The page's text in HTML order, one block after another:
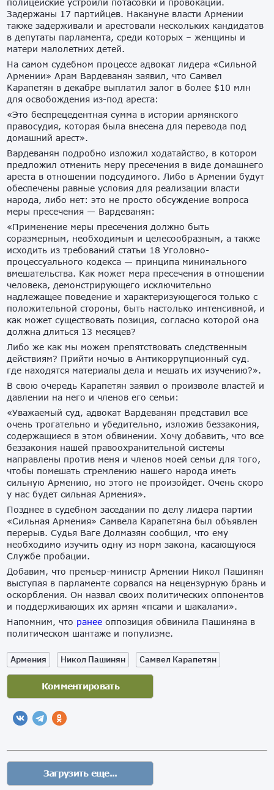
Задержаны 17 партийцев. Накануне власти Армении
также задерживали и арестовали нескольких кандидатов
в депутаты парламента, среди которых – женщины и
матери малолетних детей.
На самом судебном процессе адвокат лидера «Сильной
Армении» Арам Вардеванян заявил, что Самвел
Карапетян в декабре выплатил залог в более $10 млн
для освобождения из-под ареста:
«Это беспрецедентная сумма в истории армянского
правосудия, которая была внесена для перевода под
домашний арест».
Вардеванян подробно изложил ходатайство, в котором
предложил отменить меру пресечения в виде домашнего
ареста в отношении подсудимого. Либо в Армении будут
обеспечены равные условия для реализации власти
народа, либо нет: это не просто обсуждение вопроса
меры пресечения — Вардеванян:
«Применение меры пресечения должно быть
соразмерным, необходимым и целесообразным, а также
исходить из требований статьи 18 Уголовно-
процессуального кодекса — принципа минимального
вмешательства. Как может мера пресечения в отношении
человека, демонстрирующего исключительно
надлежащее поведение и характеризующегося только с
положительной стороны, быть настолько интенсивной, и
как может существовать позиция, согласно которой она
должна длиться 13 месяцев?
Либо же как мы можем препятствовать следственным
действиям? Прийти ночью в Антикоррупционный суд.
где находятся материалы дела и мешать их изучению?».
В свою очередь Карапетян заявил о произволе властей и
давлении на него и членов его семьи:
«Уважаемый суд, адвокат Вардеванян представил все
очень трогательно и убедительно, изложив беззакония,
содержащиеся в этом обвинении. Хочу добавить, что все
беззакония нашей правоохранительной системы
направлены против меня и членов моей семьи для того,
чтобы помешать стремлению нашего народа иметь
сильную Армению, но этого не произойдет. Очень скоро
у нас будет сильная Армения».
Позднее в судебном заседании по делу лидера партии
«Сильная Армения» Самвела Карапетяна был объявлен
перерыв. Судья Ваге Долмазян сообщил, что ему
необходимо изучить одну из норм закона, касающуюся
Службе пробации.
Добавим, что премьер-министр Армении Никол Пашинян
выступая в парламенте сорвался на нецензурную брань и
оскорбления. Он назвал своих политических оппонентов
и поддерживающих их армян «псами и шакалами».
Напомним, что ранее оппозиция обвинила Пашиняна в
политическом шантаже и популизме.
Армения Никол Пашинян Самвел Карапетян